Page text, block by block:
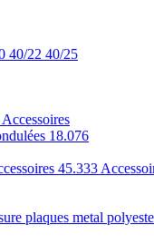
40/22 40/25
Accessoires
18.076
45.333
plaques metal